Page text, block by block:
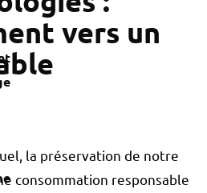
vers un
la préservation de notre
consommation responsable